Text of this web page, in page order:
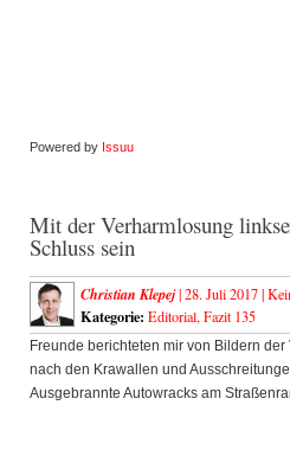
Powered by Issuu
Mit der Verharmlosung
Schluss sein
Christian Klepej| 28. Juli 2017 |
Kategorie: Editorial, Fazit 135
Freunde berichteten mir von Bildern
nach den Krawallen und
Ausgebrannte Autowracks am